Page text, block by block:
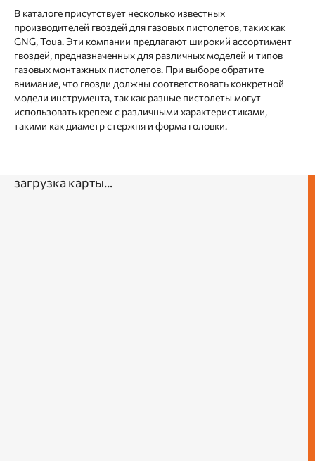
В каталоге присутствует несколько известных
производителей гвоздей для газовых пистолетов, таких как
GNG, Toua. Эти компании предлагают широкий ассортимент
гвоздей, предназначенных для различных моделей и типов
газовых монтажных пистолетов. При выборе обратите
внимание, что гвозди должны соответствовать конкретной
модели инструмента, так как разные пистолеты могут
использовать крепеж с различными характеристиками,
такими как диаметр стержня и форма головки.
загрузка карты...